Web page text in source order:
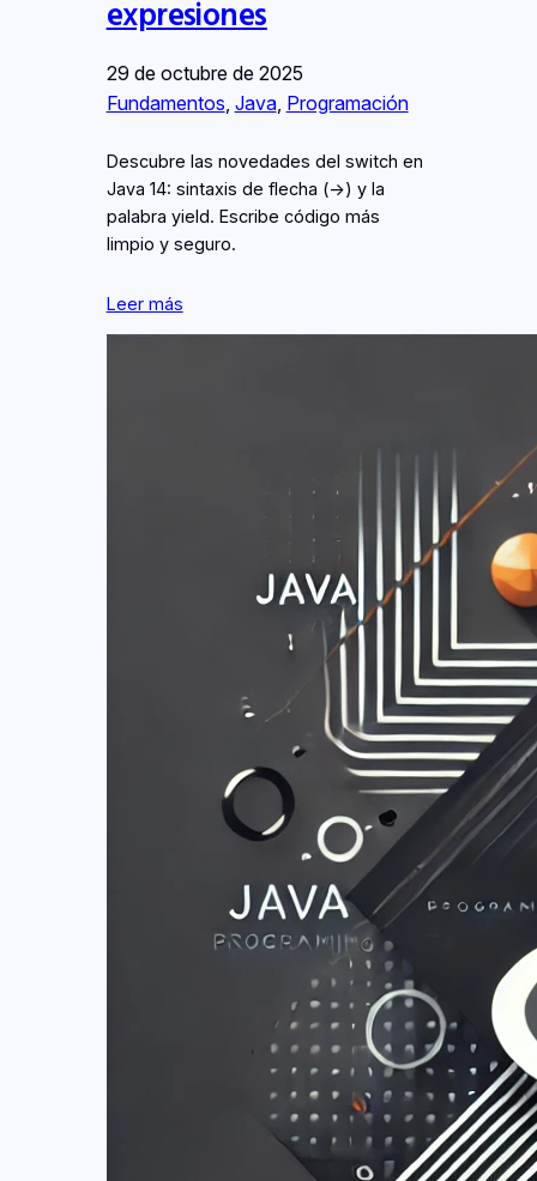
expresiones
29 de octubre de 2025
Fundamentos, Java, Programación
Descubre las novedades del switch en
Java 14: sintaxis de flecha (->) y la
palabra yield. Escribe código más
limpio y seguro.
Leer más